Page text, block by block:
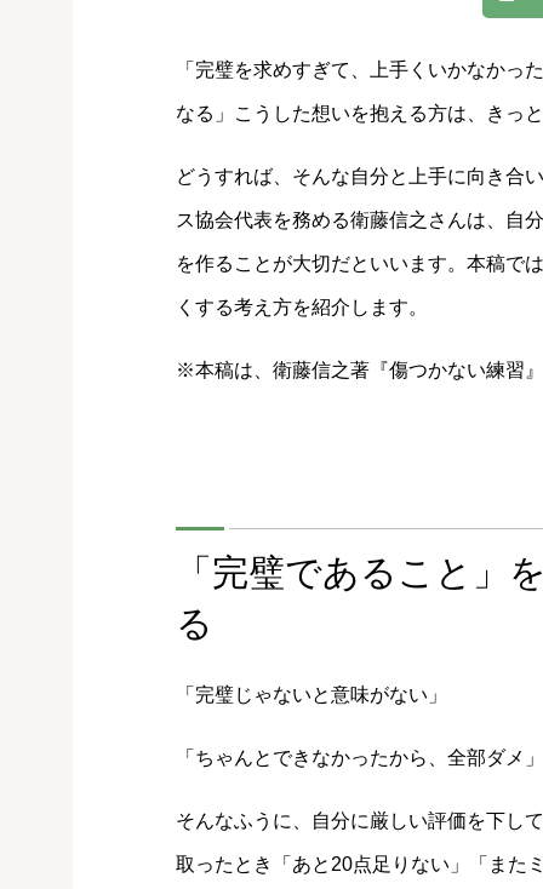
「完璧を求めすぎて、上手くいかなかっ
なる」こうした想いを抱える方は、きっ
どうすれば、そんな自分と上手に向き
ス協会代表を務める衛藤信之さんは、自
を作ることが大切だといいます。本稿で
くする考え方を紹介します。
※本稿は、衛藤信之著『傷つかない練習
「完璧であること」
る
「完璧じゃないと意味がない」
「ちゃんとできなかったから、全部ダメ」
そんなふうに、自分に厳しい評価を下し
取ったとき「あと20点足りない」「また